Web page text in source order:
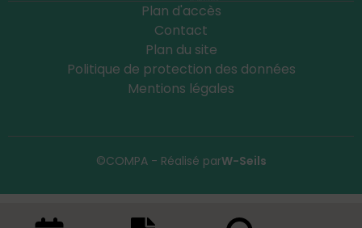
Plan d'accès
Contact
Plan du site
Politique de protection des données
Mentions légales
©COMPA - Réalisé parW-Seils